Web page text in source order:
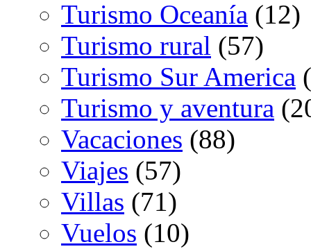
Turismo Oceanía (12)
Turismo rural (57)
Turismo Sur America
Turismo y aventura
Vacaciones (88)
Viajes (57)
Villas (71)
Vuelos (10)